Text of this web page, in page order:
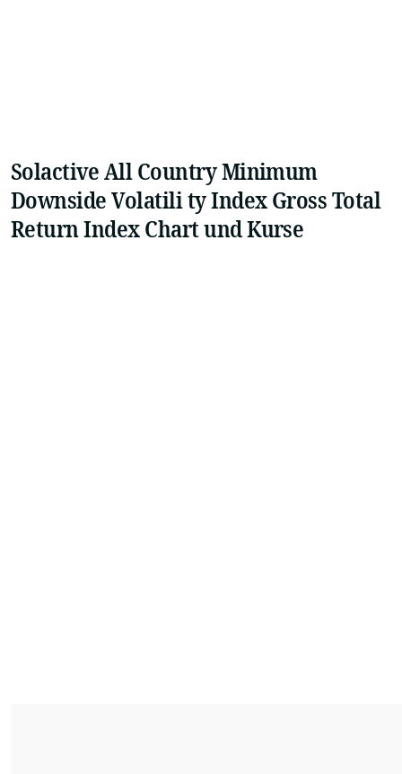
Solactive All Country Minimum
Downside Volatili ty Index Gross Total
Return Index Chart und Kurse